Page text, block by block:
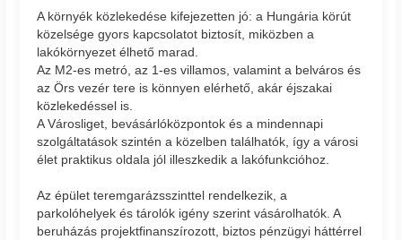
A környék közlekedése kifejezetten jó: a Hungária körút
közelsége gyors kapcsolatot biztosít, miközben a
lakókörnyezet élhető marad.
Az M2-es metró, az 1-es villamos, valamint a belváros és
az Örs vezér tere is könnyen elérhető, akár éjszakai
közlekedéssel is.
A Városliget, bevásárlóközpontok és a mindennapi
szolgáltatások szintén a közelben találhatók, így a városi
élet praktikus oldala jól illeszkedik a lakófunkcióhoz.
Az épület teremgarázsszinttel rendelkezik, a
parkolóhelyek és tárolók igény szerint vásárolhatók. A
beruházás projektfinanszírozott, biztos pénzügyi háttérrel